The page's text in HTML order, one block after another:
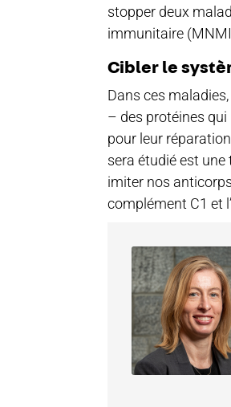
stopper deux
immunitaire
Cibler le
Dans ces
– ​​des protéines
pour leur
sera étudié est
imiter nos
complément C1 et